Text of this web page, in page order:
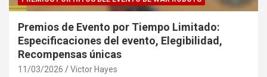
Premios de Evento por Tiempo Limitado:
Especificaciones del evento, Elegibilidad,
Recompensas únicas
11/03/2026 Victor Hayes